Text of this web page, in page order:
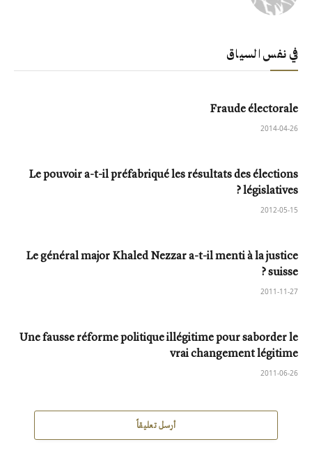
في نفس السياق
Fraude électorale
2014-04-26
Le pouvoir a-t-il préfabriqué les résultats des élections
législatives ?
2012-05-15
Le général major Khaled Nezzar a-t-il menti à la justice
suisse ?
2011-11-27
Une fausse réforme politique illégitime pour saborder le
vrai changement légitime
2011-06-26
أرسل تعليقاً